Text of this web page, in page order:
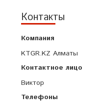
Контакты
KTGR.KZ Алматы
Виктор